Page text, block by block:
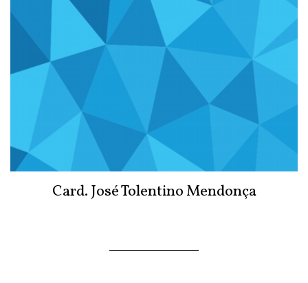
Card. José Tolentino Mendonça